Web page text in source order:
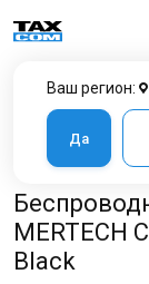
Ваш регион:
Да
Сканеры штрих кода
Беспроводной
Black
MERTECH
Black